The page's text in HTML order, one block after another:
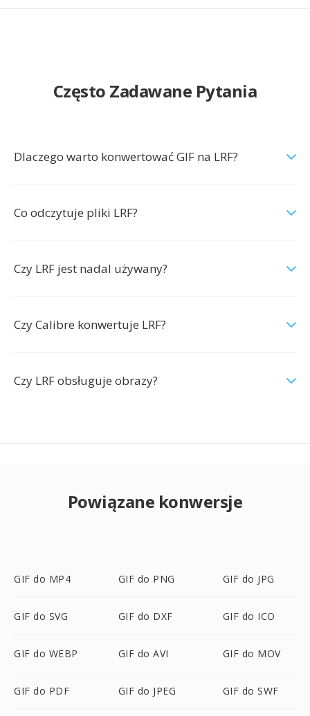
Często Zadawane Pytania
Dlaczego warto konwertować GIF na LRF?
Co odczytuje pliki LRF?
Czy LRF jest nadal używany?
Czy Calibre konwertuje LRF?
Czy LRF obsługuje obrazy?
Powiązane konwersje
GIF do MP4 GIF do PNG GIF do JPG
GIF do SVG GIF do DXF GIF do ICO
GIF do WEBP GIF do AVI GIF do MOV
GIF do PDF GIF do JPEG GIF do SWF